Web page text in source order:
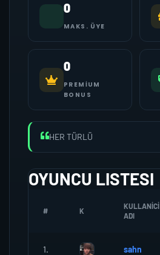
0
MAKS. ÜYE
0
PREMIUM
BONUS
HER TÜRLÜ
OYUNCU LISTESI
# K
KULLANICI
ADI
1. sahn